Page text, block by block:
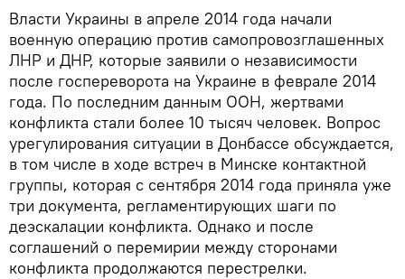
Власти Украины в апреле 2014 года начали
военную операцию против самопровозглашенных
ЛНР и ДНР, которые заявили о независимости
после госпереворота на Украине в феврале 2014
года. По последним данным ООН, жертвами
конфликта стали более 10 тысяч человек. Вопрос
урегулирования ситуации в Донбассе обсуждается,
в том числе в ходе встреч в Минске контактной
группы, которая с сентября 2014 года приняла уже
три документа, регламентирующих шаги по
деэскалации конфликта. Однако и после
соглашений о перемирии между сторонами
конфликта продолжаются перестрелки.